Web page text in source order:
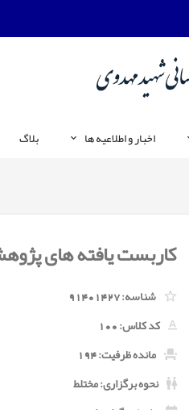
اخبار و اطلاعیه ها بلاگ
کاربست یافته های
شناسه:91401427
کد کلاس:100
مانده ظرفیت: 194
نحوه برگزاری: مختلط